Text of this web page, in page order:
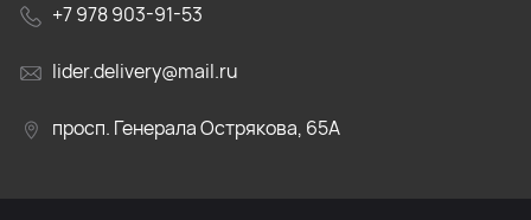
+7 978 903-91-53
lider.delivery@mail.ru
просп. Генерала Острякова, 65А